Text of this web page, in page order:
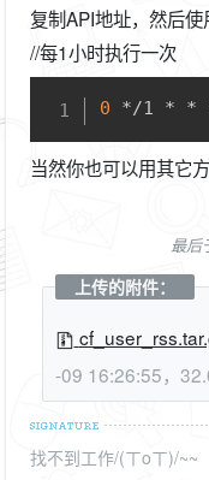
复制API地址，然后使
//每1小时执行一次
0 */1 * *
当然你也可以用其它
最后
上传的附件：
-09 16:26:55，
找不到工作/(ㄒoㄒ)/~~